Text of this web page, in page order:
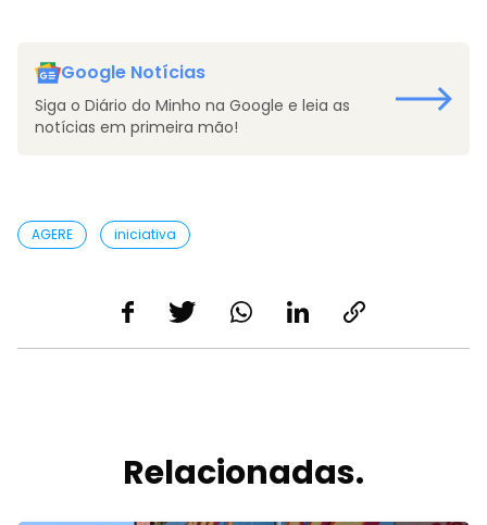
Google Notícias
Siga o Diário do Minho na Google e leia as
notícias em primeira mão!
AGERE iniciativa
Relacionadas.